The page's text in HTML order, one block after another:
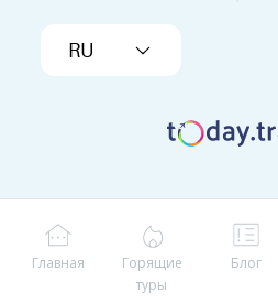
RU
Главная
Горящие
туры
Блог